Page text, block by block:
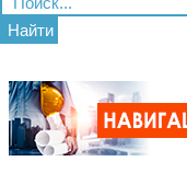
Найти